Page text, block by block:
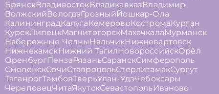
БрянскВладивостокВладикавказВладимир
ВолжскийВологдаГрозныйЙошкар-Ола
КалининградКалуга КемеровоКостромаКурган
КурскЛипецкМагнитогорскМахачкалаМурманск
Набережные Челны НальчикНижневартовск
НижнекамскНижний ТагилНовороссийскОрёл
ОренбургПензаРязаньСаранскСимферополь
СмоленскСочиСтавропольСтерлитамакСургут
ТаганрогТамбовТверьУлан-УдэЧебоксары
ЧереповецЧитаЯкутскСевастопольИваново